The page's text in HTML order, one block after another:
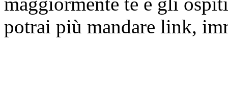
potrai più mandare link,